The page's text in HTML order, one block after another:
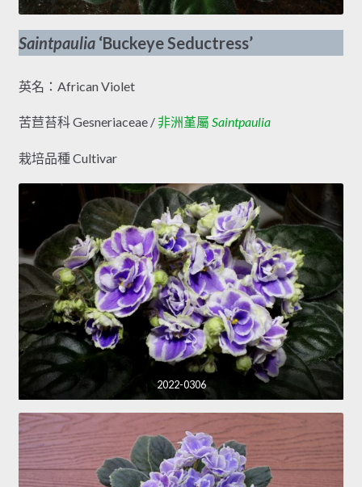
Saintpaulia‘Buckeye Seductress’
英名：African Violet
苦苣苔科 Gesneriaceae / 非洲堇屬 Saintpaulia
栽培品種 Cultivar
2022-0306